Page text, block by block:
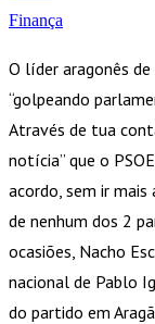
Finança
O líder aragonês
“golpeando
Através de tua
notícia” que o
acordo, sem ir
de nenhum dos 2
ocasiões, Nacho
nacional de Pablo
do partido em